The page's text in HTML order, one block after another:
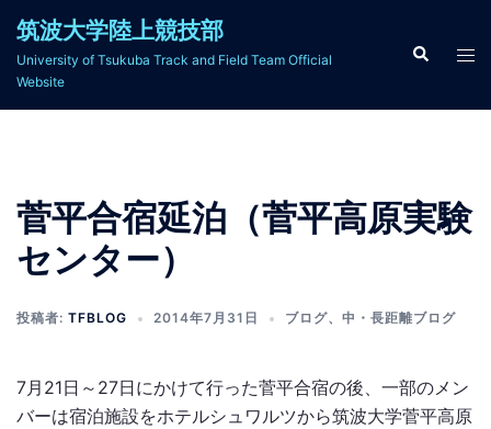
筑波大学陸上競技部
University of Tsukuba Track and Field Team Official
Website
検
索
ト
ル
ュ
ー
菅平合宿延泊（菅平高原実験
センター）
投稿者: TFBLOG 2014年7月31日 ブログ、 中・長距離ブログ
7月21日～27日にかけて行った菅平合宿の後、一部のメン
バーは宿泊施設をホテルシュワルツから筑波大学菅平高原